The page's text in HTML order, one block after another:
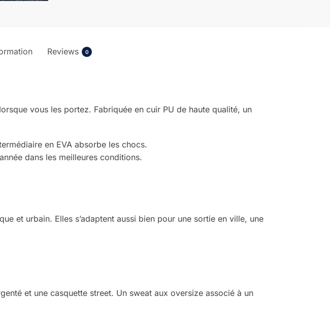
Reviews 0
vous les portez. Fabriquée en cuir PU de haute qualité, un
en EVA absorbe les chocs.
dans les meilleures conditions.
et urbain. Elles s’adaptent aussi bien pour une sortie en ville, une
et une casquette street. Un sweat aux oversize associé à un